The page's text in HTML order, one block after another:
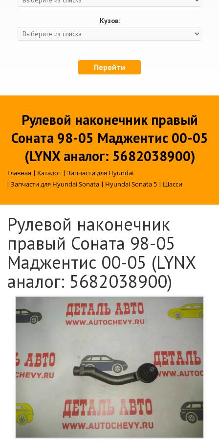
Кузов:
Перейти
Рулевой наконечник правый
Соната 98-05 Маджентис 00-05
(LYNX аналог: 5682038900)
Главная | Каталог | Запчасти для Hyundai
| Запчасти для Hyundai Sonata | Hyundai Sonata 5 | Шасси
Рулевой наконечник
правый Соната 98-05
Маджентис 00-05 (LYNX
аналог: 5682038900)